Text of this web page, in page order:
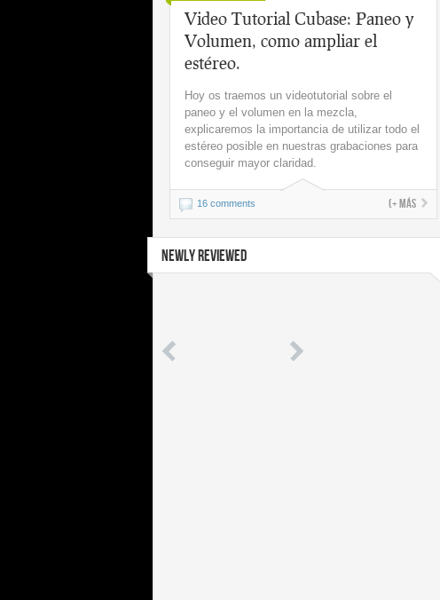
Video Tutorial Cubase: Paneo y
Volumen, como ampliar el
estéreo.
Hoy os traemos un videotutorial sobre el
paneo y el volumen en la mezcla,
explicaremos la importancia de utilizar todo el
estéreo posible en nuestras grabaciones para
conseguir mayor claridad.
16 comments (+ más
NEWLY REVIEWED